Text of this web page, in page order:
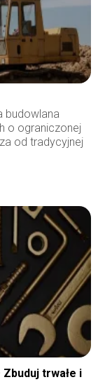
budowlana
o ograniczonej
od tradycyjnej
trwałe i